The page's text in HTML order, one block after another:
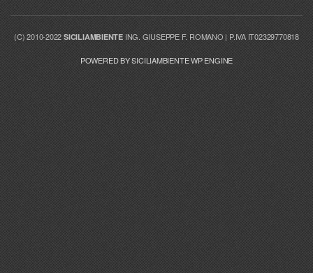
(C) 2010-2022SICILIAMBIENTEING. GIUSEPPE F. ROMANO | P.IVA IT02329770818
POWERED BY SICILIAMBIENTE WP ENGINE